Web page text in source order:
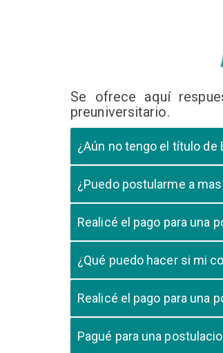
Se ofrece aquí
preuniversitario.
¿Aún no tengo el título
cursando el ultimo año.
¿Puedo postularme a
Realicé el pago para una
pago, debe comunicarse con
¿Qué puedo hacer si mi
su postulación.
Realicé el pago para una
Pagué para una